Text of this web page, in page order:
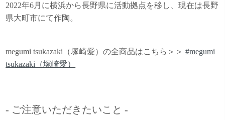
2022年6月に横浜から長野県に活動拠点を移し、現在は長野
県大町市にて作陶。
megumi tsukazaki（塚崎愛）の全商品はこちら＞＞#megumi
tsukazaki（塚崎愛）
- ご注意いただきたいこと -